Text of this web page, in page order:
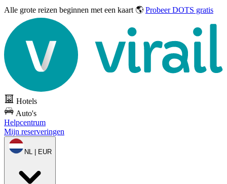
Alle grote reizen beginnen met een kaart 🌎 Probeer DOTS gratis
Hotels
Auto's
Helpcentrum
Mijn reserveringen
NL | EUR